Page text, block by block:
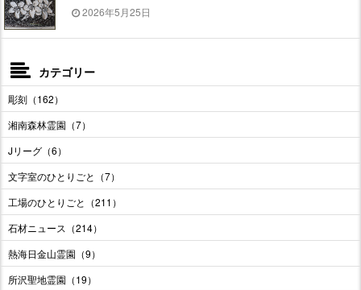
2026年5月25日
カテゴリー
彫刻（162）
湘南森林霊園（7）
Jリーグ（6）
文字室のひとりごと（7）
工場のひとりごと（211）
石材ニュース（214）
熱海日金山霊園（9）
所沢聖地霊園（19）